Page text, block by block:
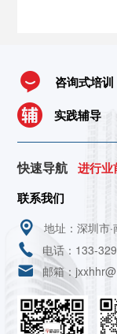
咨询式培训
实践辅导
快速导航
进行业
联系我们
地址：深圳市
电话：133-
邮箱：